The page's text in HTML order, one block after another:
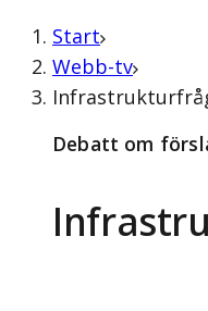
Start
Webb-tv
Debatt om